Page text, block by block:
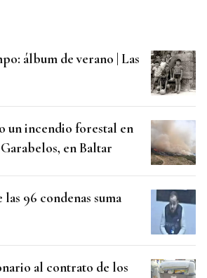
álbum de verano | Las
un incendio forestal en
en Baltar
96 condenas suma
al contrato de los